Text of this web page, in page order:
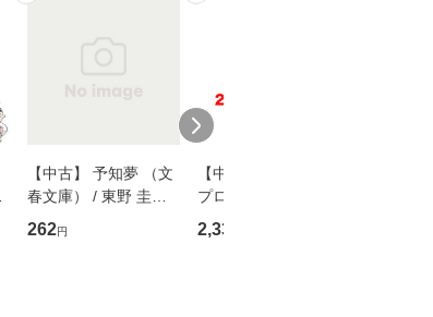
【中古】 予知夢 （文
春文庫） / 東野 圭吾 /
文藝春秋 [文庫]【メー
ル便送料無料】
262円
【中古】 野ブタ。を
プロデュース [DVD-B
OX] / バップ [DVD]
【メール便送料無料】
2,335